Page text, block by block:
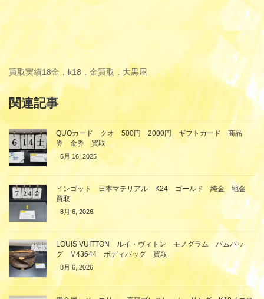
買取実績18金，k18，金買取，大黒屋
関連記事
QUOカード クオ 500円 2000円 ギフトカード 商品
券 金券 買取
6月 16, 2025
インゴット 日本マテリアル K24 ゴールド 純金 地金
買取
8月 6, 2026
LOUIS VUITTON ルイ・ヴィトン モノグラム バムバッ
グ M43644 ボディバッグ 買取
8月 6, 2026